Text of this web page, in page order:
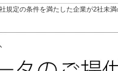
規定の条件を満たした企業が2社未満